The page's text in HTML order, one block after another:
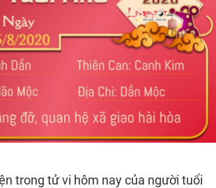
trong tử vi hôm nay của người tuổi